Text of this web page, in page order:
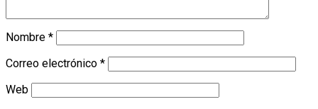
Nombre *
Correo electrónico *
Web